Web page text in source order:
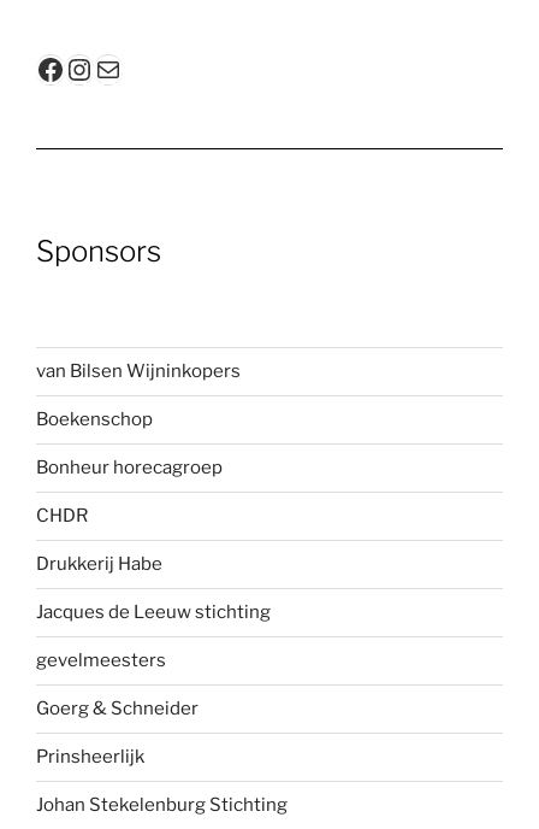
Facebook
Instagram
E-mail
Sponsors
van Bilsen Wijninkopers
Boekenschop
Bonheur horecagroep
CHDR
Drukkerij Habe
Jacques de Leeuw stichting
gevelmeesters
Goerg & Schneider
Prinsheerlijk
Johan Stekelenburg Stichting